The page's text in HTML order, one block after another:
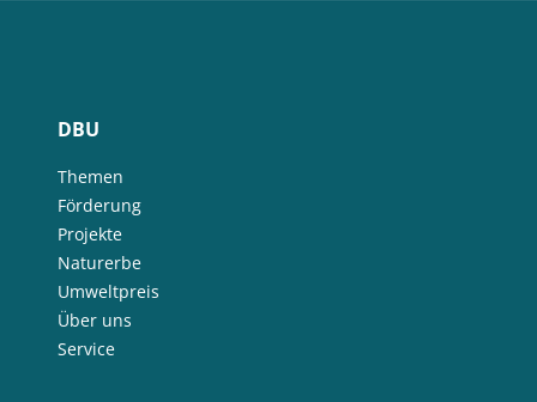
DBU
Themen
Förderung
Projekte
Naturerbe
Umweltpreis
Über uns
Service